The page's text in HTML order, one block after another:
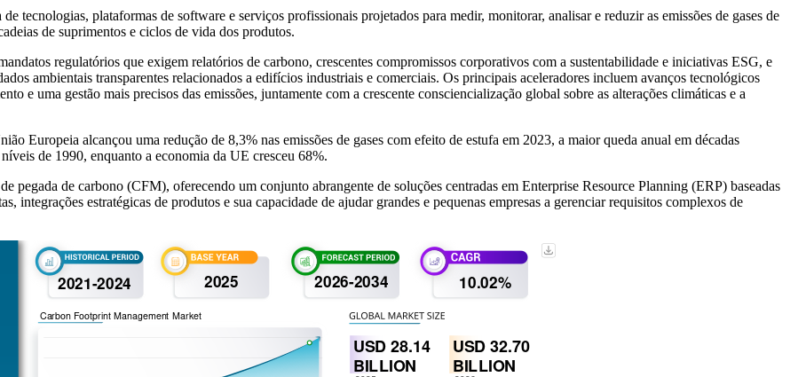
tecnologias, plataformas de software e serviços profissionais projetados para medir, monitorar, analisar e reduzir as emissões de gases de
de suprimentos e ciclos de vida dos produtos.
regulatórios que exigem relatórios de carbono, crescentes compromissos corporativos com a sustentabilidade e iniciativas ESG, e
ambientais transparentes relacionados a edifícios industriais e comerciais. Os principais aceleradores incluem avanços tecnológicos
e uma gestão mais precisos das emissões, juntamente com a crescente consciencialização global sobre as alterações climáticas e a
Europeia alcançou uma redução de 8,3% nas emissões de gases com efeito de estufa em 2023, a maior queda anual em décadas
de 1990, enquanto a economia da UE cresceu 68%.
pegada de carbono (CFM), oferecendo um conjunto abrangente de soluções centradas em Enterprise Resource Planning (ERP) baseadas
integrações estratégicas de produtos e sua capacidade de ajudar grandes e pequenas empresas a gerenciar requisitos complexos de